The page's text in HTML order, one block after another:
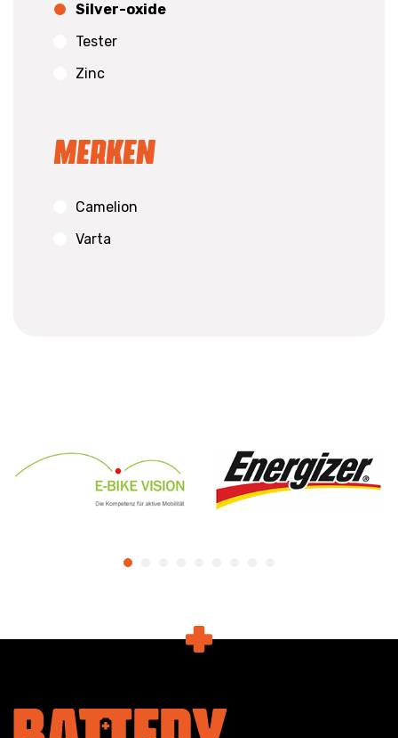
Silver-oxide
Tester
Zinc
Merken
Camelion
Varta